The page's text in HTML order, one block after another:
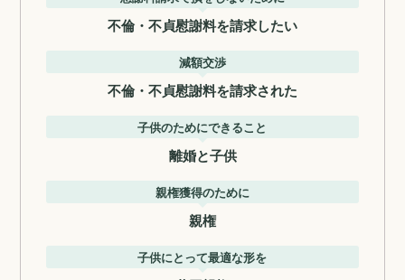
不倫・不貞慰謝料を請求したい
減額交渉
不倫・不貞慰謝料を請求された
子供のためにできること
離婚と子供
親権獲得のために
親権
子供にとって最適な形を